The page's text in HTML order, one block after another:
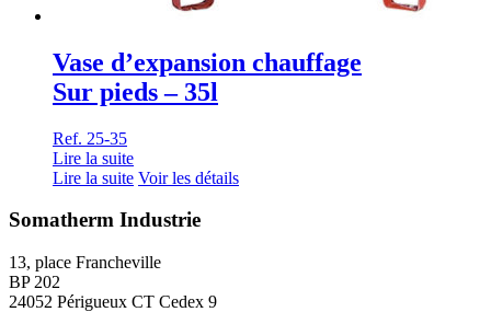
Vase d’expansion chauffage
Sur pieds – 35l
Ref. 25-35
Lire la suite
Lire la suite Voir les détails
Somatherm Industrie
13, place Francheville
BP 202
24052 Périgueux CT Cedex 9